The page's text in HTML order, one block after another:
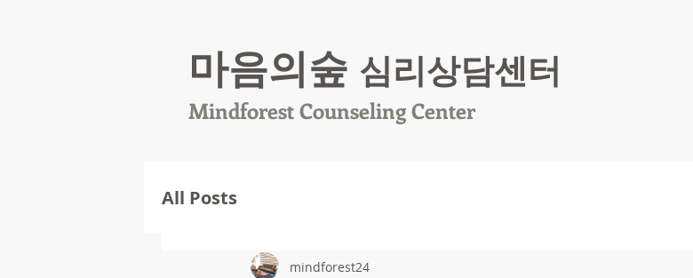
마음의숲 심리상담센터
Mindforest Counseling Center
All Posts
mindforest24